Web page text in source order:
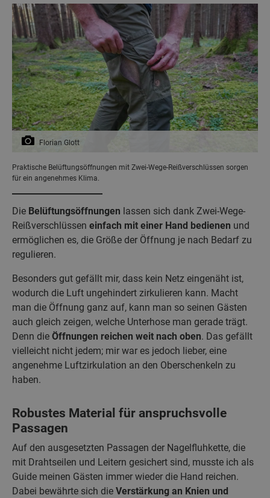
Florian Glott
Praktische Belüftungsöffnungen mit Zwei-Wege-Reißverschlüssen sorgen
für ein angenehmes Klima.
Die Belüftungsöffnungen lassen sich dank Zwei-Wege-
Reißverschlüssen einfach mit einer Hand bedienen und
ermöglichen es, die Größe der Öffnung je nach Bedarf zu
regulieren.
Besonders gut gefällt mir, dass kein Netz eingenäht ist,
wodurch die Luft ungehindert zirkulieren kann. Macht
man die Öffnung ganz auf, kann man so seinen Gästen
auch gleich zeigen, welche Unterhose man gerade trägt.
Denn die Öffnungen reichen weit nach oben. Das gefällt
vielleicht nicht jedem; mir war es jedoch lieber, eine
angenehme Luftzirkulation an den Oberschenkeln zu
haben.
Robustes Material für anspruchsvolle
Passagen
Auf den ausgesetzten Passagen der Nagelfluhkette, die
mit Drahtseilen und Leitern gesichert sind, musste ich als
Guide meinen Gästen immer wieder die Hand reichen.
Dabei bewährte sich die Verstärkung an Knien und